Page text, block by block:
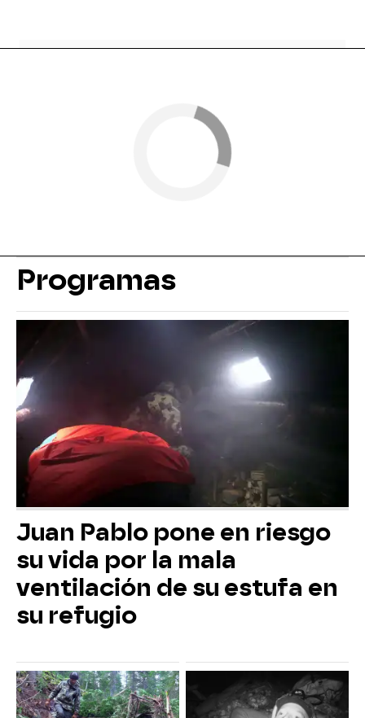
Programas
Juan Pablo pone en riesgo
su vida por la mala
ventilación de su estufa en
su refugio